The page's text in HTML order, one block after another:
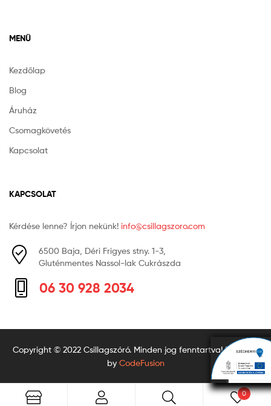
MENÜ
Kezdőlap
Blog
Áruház
Csomagkövetés
Kapcsolat
KAPCSOLAT
Kérdése lenne? Írjon nekünk! info@csillagszoro.com
6500 Baja, Déri Frigyes stny. 1-3,
Gluténmentes Nassol-lak Cukrászda
06 30 928 2034
Copyright © 2022 Csillagszóró. Minden jog fenntartva! Powered
by CodeFusion
0